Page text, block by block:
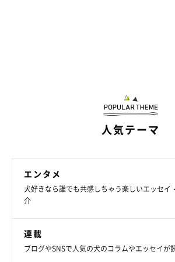
仲良し姉妹犬を見て、自然と
人気テーマ
エンタメ
犬好きなら誰でも共感しちゃう楽しいエッセイ
介
連載
ブログやSNSで人気の犬のコラムやエッセイが